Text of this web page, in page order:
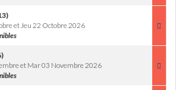
et Jeu 22 Octobre 2026
et Mar 03 Novembre 2026